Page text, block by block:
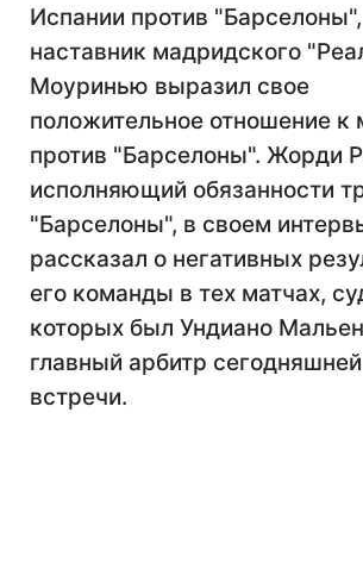
Испании против "Барселоны",
наставник мадридского
Моуринью выразил свое
положительное отношение к
против "Барселоны". Жорди
исполняющий обязанности
"Барселоны", в своем
рассказал о негативных
его команды в тех матчах,
которых был Ундиано
главный арбитр сегодняшней
встречи.